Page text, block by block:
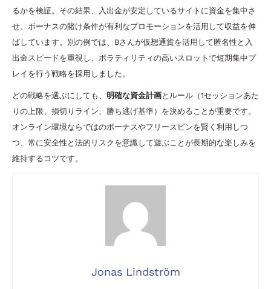
るかを検証。その結果、入出金が安定しているサイトに資金を集中さ
せ、ボーナスの賭け条件が有利なプロモーションを活用して収益を伸
ばしています。別の例では、Bさんが仮想通貨を活用して匿名性と入
出金スピードを重視し、ボラティリティの高いスロットで短期集中プ
レイを行う戦略を採用しました。
どの戦略を選ぶにしても、 明確な資金計画とルール（1セッションあた
りの上限、損切りライン、勝ち逃げ基準）を決めることが重要です。
オンライン環境ならではのボーナスやフリースピンを賢く利用しつ
つ、常に安全性と法的リスクを意識して遊ぶことが長期的な楽しみを
維持するコツです。
Jonas Lindström